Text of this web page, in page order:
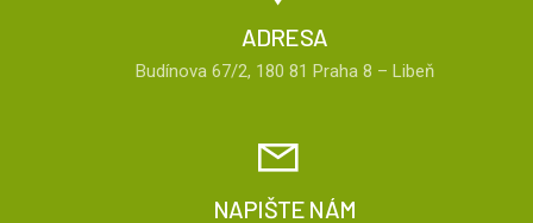
ADRESA
Budínova 67/2, 180 81 Praha 8 – Libeň
NAPIŠTE NÁM